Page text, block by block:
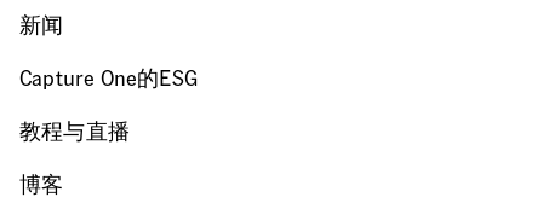
新闻
Capture One的ESG
教程与直播
博客